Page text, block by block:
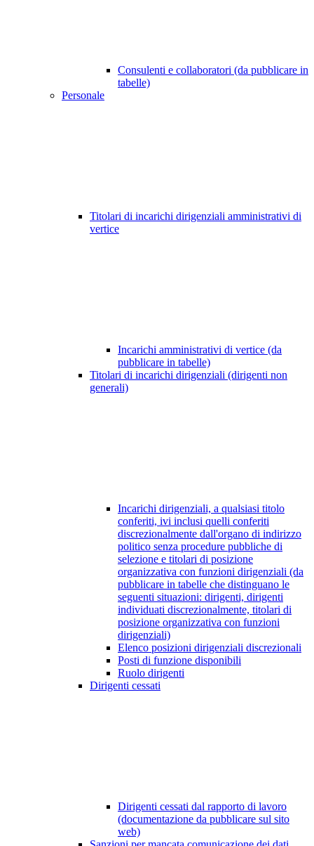
Consulenti e collaboratori (da pubblicare in
tabelle)
Personale
Titolari di incarichi dirigenziali amministrativi di
vertice
Incarichi amministrativi di vertice (da
pubblicare in tabelle)
Titolari di incarichi dirigenziali (dirigenti non
generali)
Incarichi dirigenziali, a qualsiasi titolo
conferiti, ivi inclusi quelli conferiti
discrezionalmente dall'organo di indirizzo
politico senza procedure pubbliche di
selezione e titolari di posizione
organizzativa con funzioni dirigenziali (da
pubblicare in tabelle che distinguano le
seguenti situazioni: dirigenti, dirigenti
individuati discrezionalmente, titolari di
posizione organizzativa con funzioni
dirigenziali)
Elenco posizioni dirigenziali discrezionali
Posti di funzione disponibili
Ruolo dirigenti
Dirigenti cessati
Dirigenti cessati dal rapporto di lavoro
(documentazione da pubblicare sul sito
web)